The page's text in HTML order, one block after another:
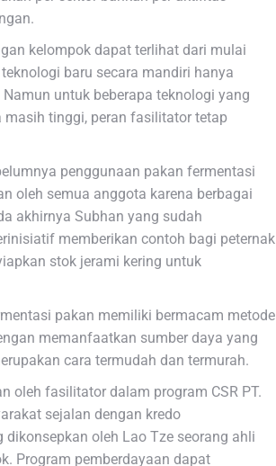
kelompok dapat terlihat dari mulai
baru secara mandiri hanya
untuk beberapa teknologi yang
tinggi, peran fasilitator tetap
penggunaan pakan fermentasi
oleh semua anggota karena berbagai
akhirnya Subhan yang sudah
memberikan contoh bagi peternak
stok jerami kering untuk
pakan memiliki bermacam metode
memanfaatkan sumber daya yang
cara termudah dan termurah.
oleh fasilitator dalam program CSR PT.
sejalan dengan kredo
dikonsepkan oleh Lao Tze seorang ahli
Program pemberdayaan dapat